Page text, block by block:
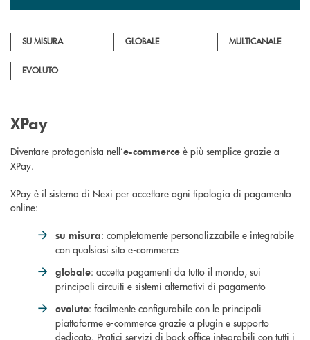
SU MISURA GLOBALE MULTICANALE
EVOLUTO
XPay
Diventare protagonista nell’e-commerce è più semplice grazie a
XPay.
XPay è il sistema di Nexi per accettare ogni tipologia di pagamento
online:
su misura: completamente personalizzabile e integrabile
con qualsiasi sito e-commerce
globale: accetta pagamenti da tutto il mondo, sui
principali circuiti e sistemi alternativi di pagamento
evoluto: facilmente configurabile con le principali
piattaforme e-commerce grazie a plugin e supporto
dedicato. Pratici servizi di back office integrabili con tutti i